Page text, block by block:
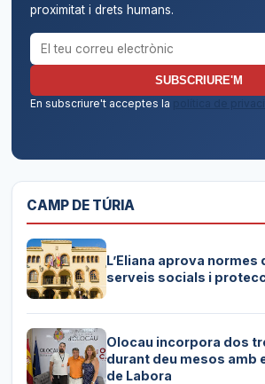
proximitat i drets humans.
Correu electrònic per al butlletí
SUBSCRIURE'M
En subscriure't acceptes la
política de
CAMP DE TÚRIA
L’Eliana aprova normes
serveis socials i
Olocau incorpora dos
durant deu mesos amb
de Labora